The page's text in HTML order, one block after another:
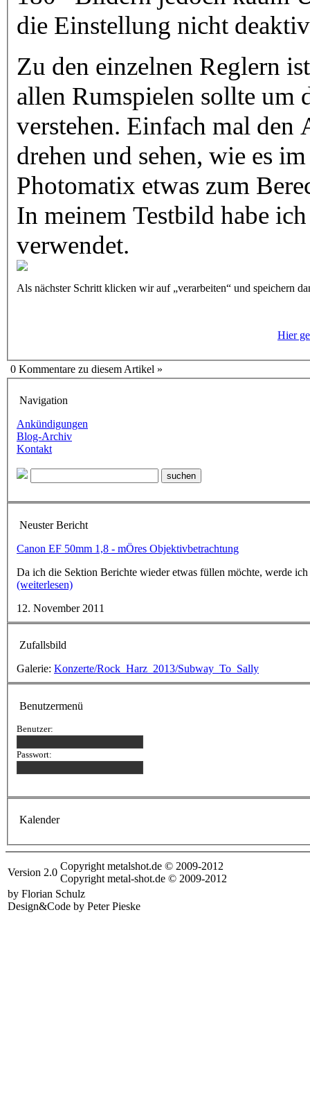
die Einstellung nicht
Zu den einzelnen Reglern
allen Rumspielen sollte um
verstehen. Einfach mal den
drehen und sehen, wie es
Photomatix etwas zum
In meinem Testbild habe
verwendet.
Als nächster Schritt klicken wir auf „verarbeiten“ und speichern
Hier
0 Kommentare zu diesem Artikel »
Navigation
Ankündigungen
Blog-Archiv
Kontakt
Neuster Bericht
Canon EF 50mm 1,8 - mÖres Objektivbetrachtung
Da ich die Sektion Berichte wieder etwas füllen möchte, werde
(weiterlesen)
12. November 2011
Zufallsbild
Galerie: Konzerte/Rock_Harz_2013/Subway_To_Sally
Benutzermenü
Benutzer:
Passwort:
Kalender
Version 2.0
Copyright metalshot.de © 2009-2012
Copyright metal-shot.de © 2009-2012
by Florian Schulz
Design&Code by Peter Pieske